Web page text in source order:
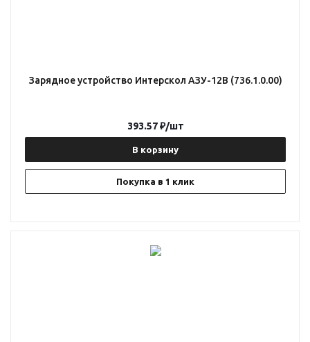
Зарядное устройство Интерскол АЗУ-12В (736.1.0.00)
В корзину
Покупка в 1 клик
393.57₽/шт